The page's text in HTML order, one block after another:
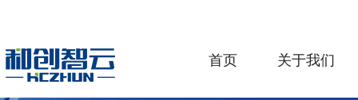
首页 关于我们